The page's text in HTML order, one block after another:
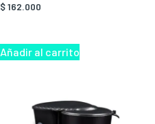
$162.000
Añadir al carrito